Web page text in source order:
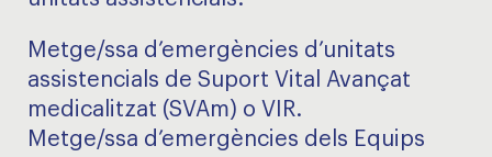
Metge/ssa d’emergències d’unitats
assistencials de Suport Vital Avançat
medicalitzat (SVAm) o VIR.
Metge/ssa d’emergències dels Equips